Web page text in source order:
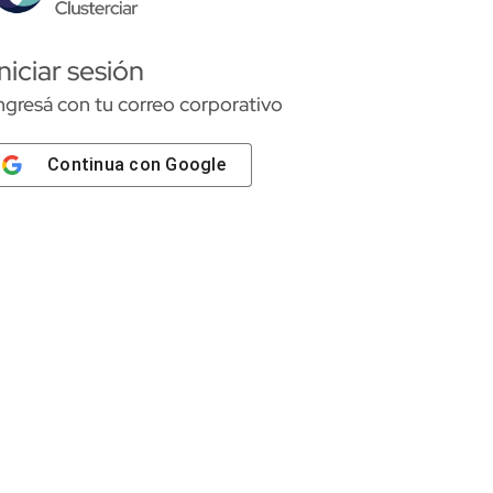
sesión
con tu correo corporativo
Continua con Google